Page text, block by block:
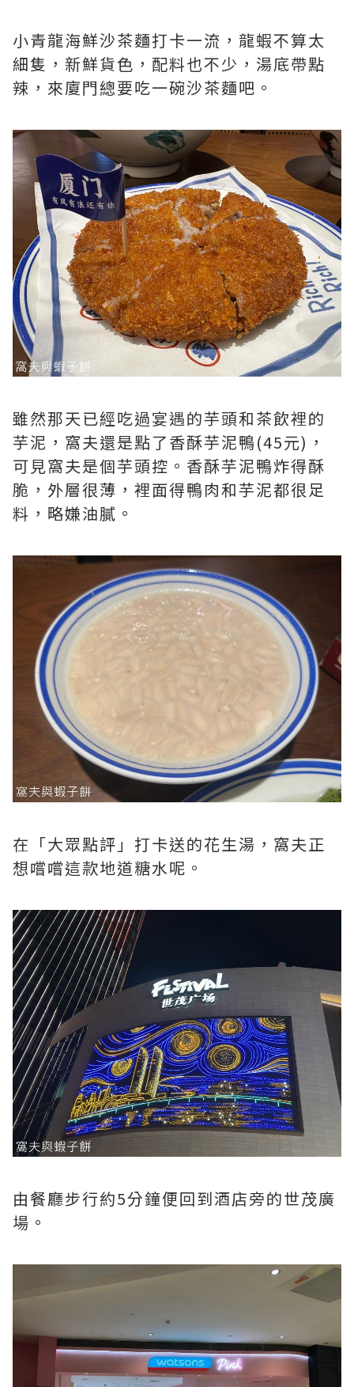
小青龍海鮮沙茶麵打卡一流，龍蝦不算太
細隻，新鮮貨色，配料也不少，湯底帶點
辣，來廈門總要吃一碗沙茶麵吧。
雖然那天已經吃過宴遇的芋頭和茶飲裡的
芋泥，窩夫還是點了香酥芋泥鴨(45元)，
可見窩夫是個芋頭控。香酥芋泥鴨炸得酥
脆，外層很薄，裡面得鴨肉和芋泥都很足
料，略嫌油膩。
在「大眾點評」打卡送的花生湯，窩夫正
想嚐嚐這款地道糖水呢。
由餐廳步行約5分鐘便回到酒店旁的世茂廣
場。